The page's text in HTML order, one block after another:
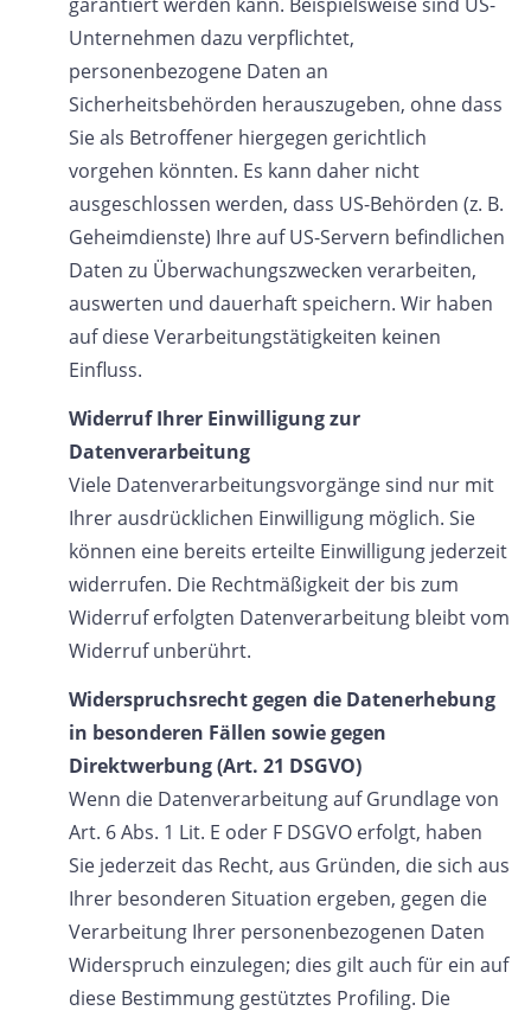
Unternehmen dazu verpflichtet,
personenbezogene Daten an
Sicherheitsbehörden herauszugeben, ohne dass
Sie als Betroffener hiergegen gerichtlich
vorgehen könnten. Es kann daher nicht
ausgeschlossen werden, dass US-Behörden (z. B.
Geheimdienste) Ihre auf US-Servern befindlichen
Daten zu Überwachungszwecken verarbeiten,
auswerten und dauerhaft speichern. Wir haben
auf diese Verarbeitungstätigkeiten keinen
Einfluss.
Widerruf Ihrer Einwilligung zur
Datenverarbeitung
Viele Datenverarbeitungsvorgänge sind nur mit
Ihrer ausdrücklichen Einwilligung möglich. Sie
können eine bereits erteilte Einwilligung jederzeit
widerrufen. Die Rechtmäßigkeit der bis zum
Widerruf erfolgten Datenverarbeitung bleibt vom
Widerruf unberührt.
Widerspruchsrecht gegen die Datenerhebung
in besonderen Fällen sowie gegen
Direktwerbung (Art. 21 DSGVO)
Wenn die Datenverarbeitung auf Grundlage von
Art. 6 Abs. 1 Lit. E oder F DSGVO erfolgt, haben
Sie jederzeit das Recht, aus Gründen, die sich aus
Ihrer besonderen Situation ergeben, gegen die
Verarbeitung Ihrer personenbezogenen Daten
Widerspruch einzulegen; dies gilt auch für ein auf
diese Bestimmung gestütztes Profiling. Die